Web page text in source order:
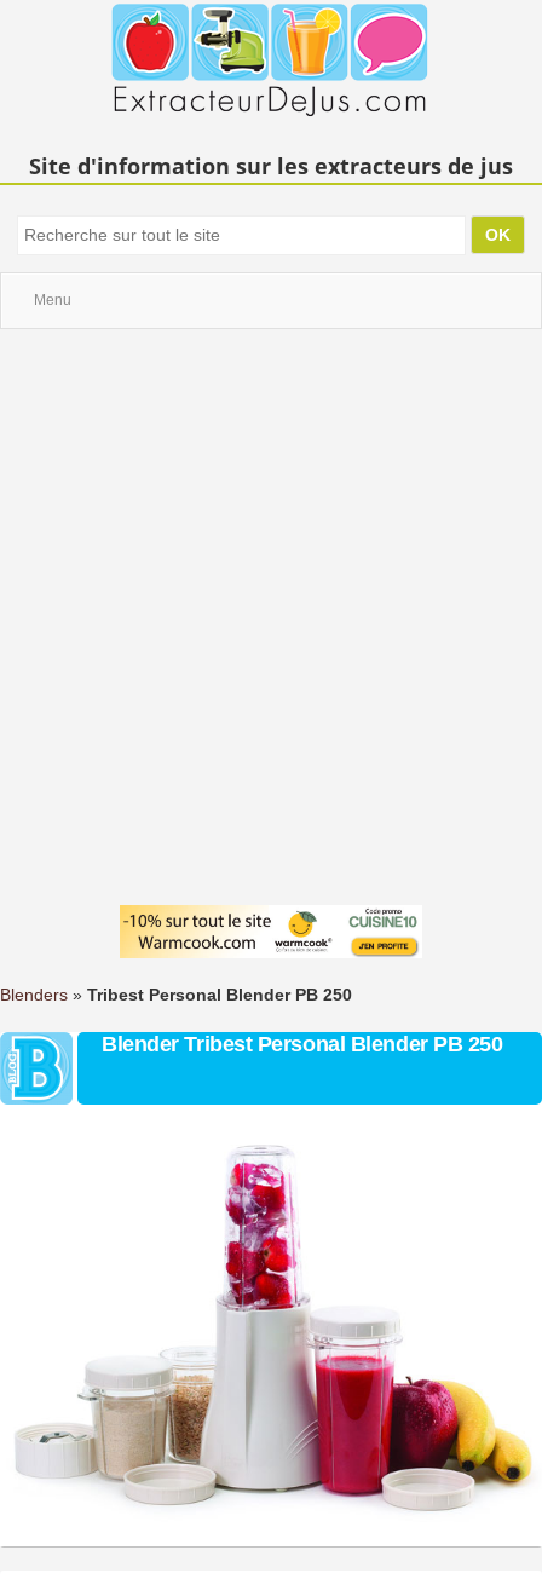
Site d'information sur les extracteurs de jus
Menu
Blenders » Tribest Personal Blender PB 250
Blender Tribest Personal Blender PB 250